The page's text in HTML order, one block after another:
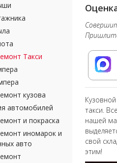
такси.
нашей
свой
этим!
Такси
кузова
автомобилей
и покраска
иномарок и
авто